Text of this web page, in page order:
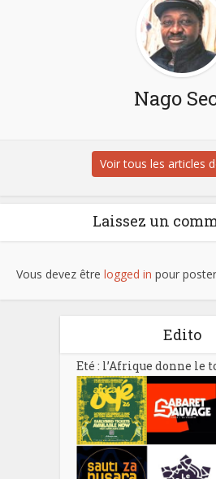
Nago
Voir tous les articles
Laissez un
Vous devez être logged in pour
Edito
Eté : l’Afrique donne le